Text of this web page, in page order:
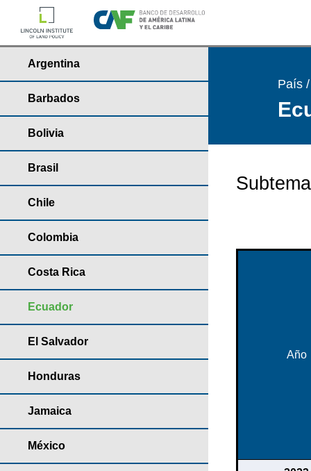
Argentina
Barbados
Bolivia
Brasil
Chile
Colombia
Costa Rica
Ecuador
El Salvador
Honduras
Jamaica
México
País
Año